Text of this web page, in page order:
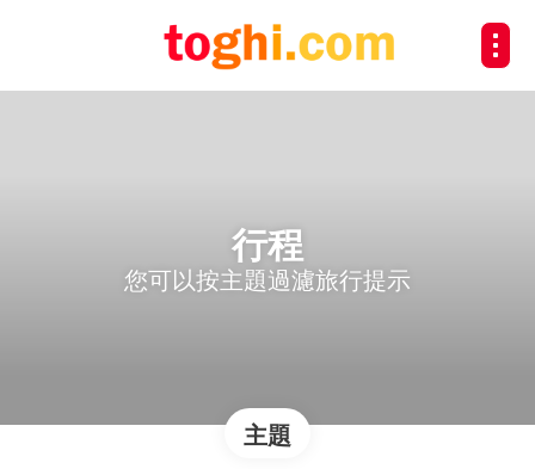
行程
您可以按主題過濾旅行提示
主題